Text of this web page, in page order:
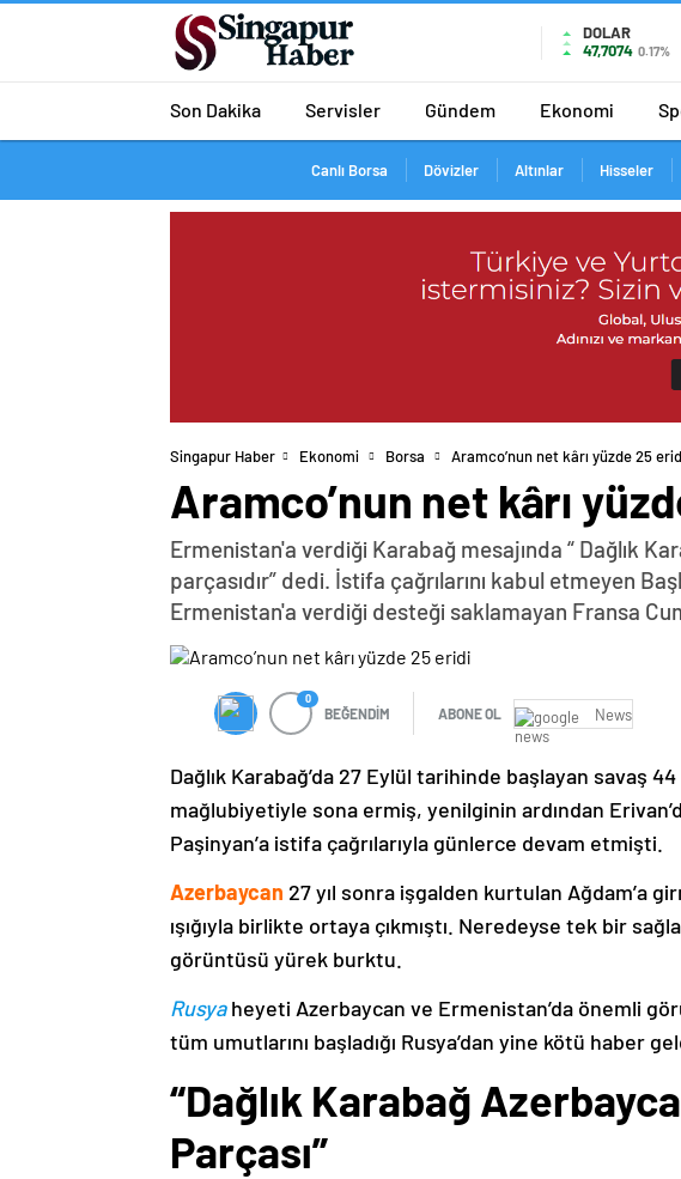
DOLAR
47,7074 0.17%
Son Dakika Servisler Gündem Ekonomi
Canlı Borsa Dövizler Altınlar Hisseler
Singapur Haber Ekonomi Borsa Aramco’nun net kârı yüzde 25
Aramco’nun net kârı
Ermenistan'a verdiği Karabağ mesajında “ Dağlık
parçasıdır” dedi. İstifa çağrılarını kabul etmeyen
Ermenistan'a verdiği desteği saklamayan Fransa
0
BEĞENDİM ABONE OL News
Dağlık Karabağ’da 27 Eylül tarihinde başlayan savaş
mağlubiyetiyle sona ermiş, yenilginin ardından
Paşinyan’a istifa çağrılarıyla günlerce devam etmişti.
Azerbaycan 27 yıl sonra işgalden kurtulan Ağdam’a
ışığıyla birlikte ortaya çıkmıştı. Neredeyse tek bir
görüntüsü yürek burktu.
Rusyaheyeti Azerbaycan ve Ermenistan’da önemli
tüm umutlarını başladığı Rusya’dan yine kötü haber
“Dağlık Karabağ
Parçası”